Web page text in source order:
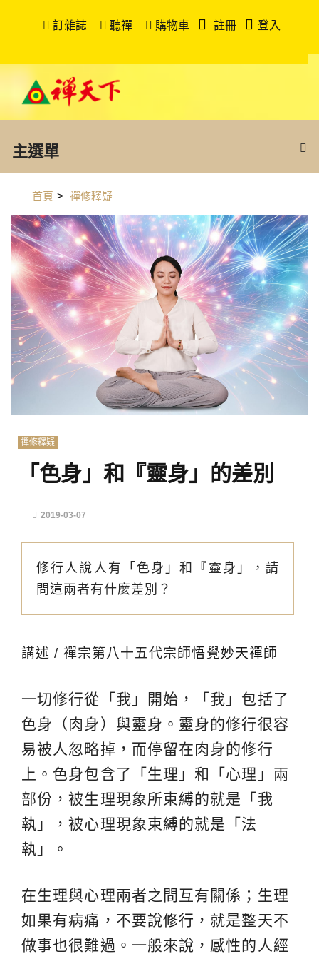
訂雜誌 聽禪 購物車 註冊 登入
主選單
首頁 > 禪修釋疑
禪修釋疑
「色身」和『靈身」的差別
2019-03-07
修行人說人有「色身」和『靈身」，請
問這兩者有什麼差別？
講述 / 禪宗第八十五代宗師悟覺妙天禪師
一切修行從「我」開始，「我」包括了
色身（肉身）與靈身。靈身的修行很容
易被人忽略掉，而停留在肉身的修行
上。色身包含了「生理」和「心理」兩
部份，被生理現象所束縛的就是「我
執」，被心理現象束縛的就是「法
執」。
在生理與心理兩者之間互有關係；生理
如果有病痛，不要說修行 ，就是整天不
做事也很難過。一般來說，感性的人經